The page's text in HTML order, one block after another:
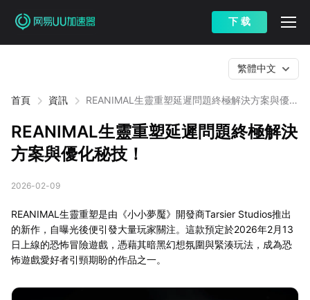
下 载
首頁 資訊
REANIMAL生靈重塑延遲問題終極解決方案與優化
繁體中文
REANIMAL生靈重塑延遲問題終極解決
方案與優化秘技！
2026-02-09
REANIMAL生靈重塑是由《小小夢魘》開發商Tarsier Studios推出
的新作，自曝光後便引發大量玩家關注。這款預定於2026年2月13
日上線的恐怖冒險遊戲，憑藉其暗黑幻想氛圍與緊湊玩法，成為恐
怖遊戲愛好者引頸期盼的作品之一。